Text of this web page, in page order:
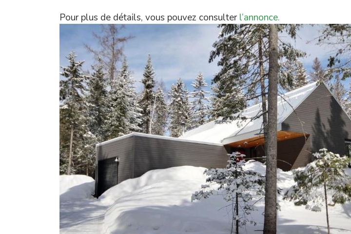
Pour plus de détails, vous pouvez consulterl’annonce.